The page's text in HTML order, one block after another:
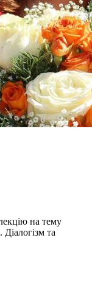
на тему
та